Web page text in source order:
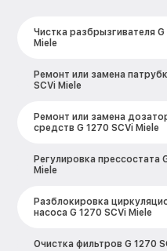
Чистка разбрызгивателя G
Miele
Ремонт или замена
SCVi Miele
Ремонт или замена
средств G 1270 SCVi Miele
Регулировка прессостата
Miele
Разблокировка
насоса G 1270 SCVi Miele
Очистка фильтров G 1270